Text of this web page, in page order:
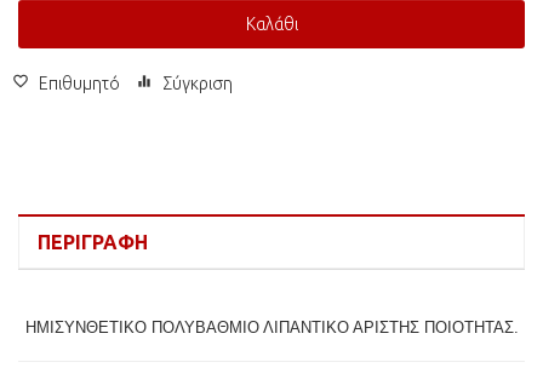
Καλάθι
Επιθυμητό Σύγκριση
ΠΕΡΙΓΡΑΦΉ
ΗΜΙΣΥΝΘΕΤΙΚΌ ΠΟΛΥΒΆΘΜΙΟ ΛΙΠΑΝΤΙΚΌ ΑΡΊΣΤΗΣ ΠΟΙΌΤΗΤΑΣ.